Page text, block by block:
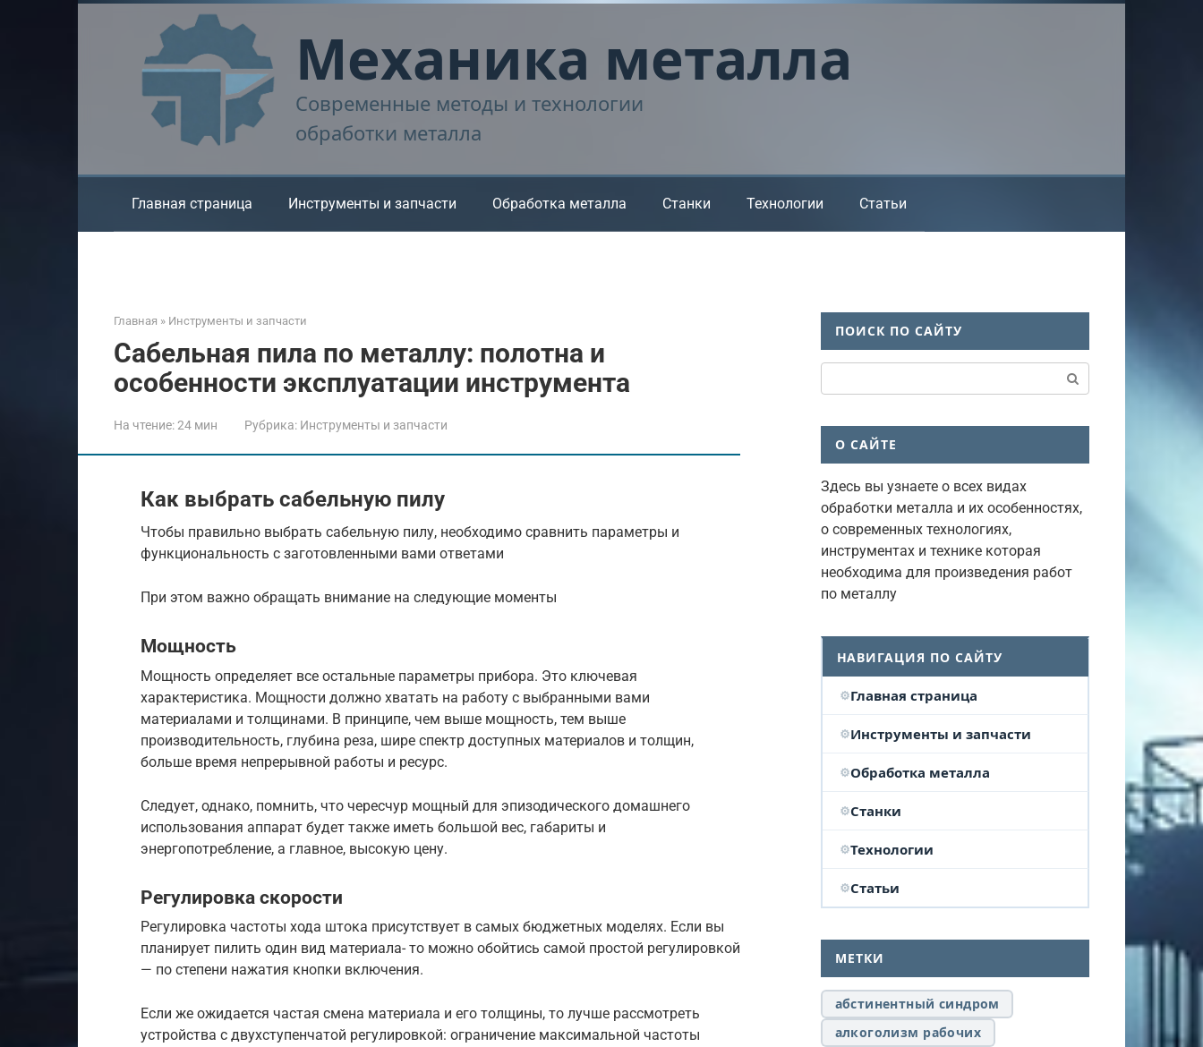
Механика металла
Современные методы и технологии
обработки металла
Главная страница Инструменты и запчасти Обработка металла Станки Технологии Статьи
Главная » Инструменты и запчасти
Сабельная пила по металлу: полотна и
особенности эксплуатации инструмента
На чтение:24 мин Рубрика: Инструменты и запчасти
Как выбрать сабельную пилу
Чтобы правильно выбрать сабельную пилу, необходимо сравнить параметры и
функциональность с заготовленными вами ответами
При этом важно обращать внимание на следующие моменты
Мощность
Мощность определяет все остальные параметры прибора. Это ключевая
характеристика. Мощности должно хватать на работу с выбранными вами
материалами и толщинами. В принципе, чем выше мощность, тем выше
производительность, глубина реза, шире спектр доступных материалов и толщин,
больше время непрерывной работы и ресурс.
Следует, однако, помнить, что чересчур мощный для эпизодического домашнего
использования аппарат будет также иметь большой вес, габариты и
энергопотребление, а главное, высокую цену.
Регулировка скорости
Регулировка частоты хода штока присутствует в самых бюджетных моделях. Если вы
планирует пилить один вид материала- то можно обойтись самой простой регулировкой
— по степени нажатия кнопки включения.
Если же ожидается частая смена материала и его толщины, то лучше рассмотреть
устройства с двухступенчатой регулировкой: ограничение максимальной частоты
ПОИСК ПО САЙТУ
О САЙТЕ
Здесь вы узнаете о всех видах
обработки металла и их особенностях,
о современных технологиях,
инструментах и технике которая
необходима для произведения работ
по металлу
НАВИГАЦИЯ ПО САЙТУ
Главная страница
Инструменты и запчасти
Обработка металла
Станки
Технологии
Статьи
МЕТКИ
абстинентный синдром
алкоголизм рабочих